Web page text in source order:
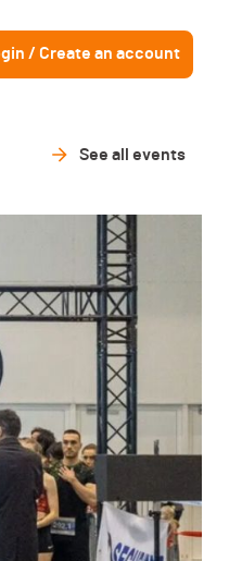
/ Create an account
See all events